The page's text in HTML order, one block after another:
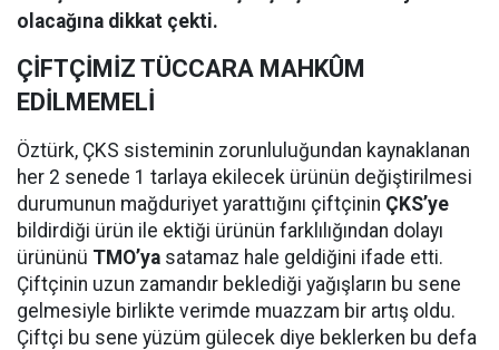
olacağına dikkat çekti.
ÇİFTÇİMİZ TÜCCARA MAHKÛM
EDİLMEMELİ
Öztürk, ÇKS sisteminin zorunluluğundan kaynaklanan
her 2 senede 1 tarlaya ekilecek ürünün değiştirilmesi
durumunun mağduriyet yarattığını çiftçinin ÇKS’ye
bildirdiği ürün ile ektiği ürünün farklılığından dolayı
ürününü TMO’ya satamaz hale geldiğini ifade etti.
Çiftçinin uzun zamandır beklediği yağışların bu sene
gelmesiyle birlikte verimde muazzam bir artış oldu.
Çiftçi bu sene yüzüm gülecek diye beklerken bu defa